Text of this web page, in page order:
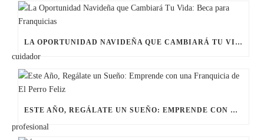
LA OPORTUNIDAD NAVIDEÑA QUE CAMBIARÁ TU VIDA: BECA PARA FRANQUICIAS
ESTE AÑO, REGÁLATE UN SUEÑO: EMPRENDE CON UNA FRANQUICIA DE EL PERRO FELIZ